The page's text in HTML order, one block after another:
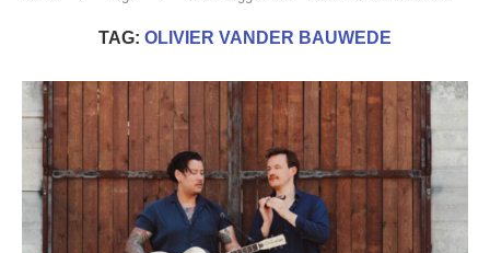
TAG: OLIVIER VANDER BAUWEDE